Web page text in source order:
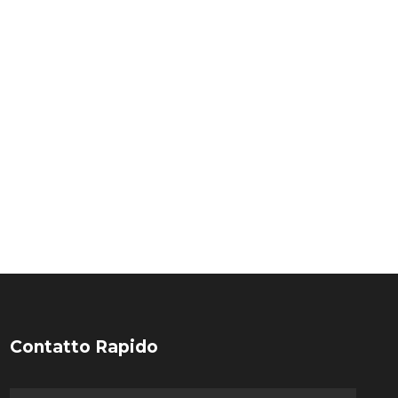
Contatto Rapido